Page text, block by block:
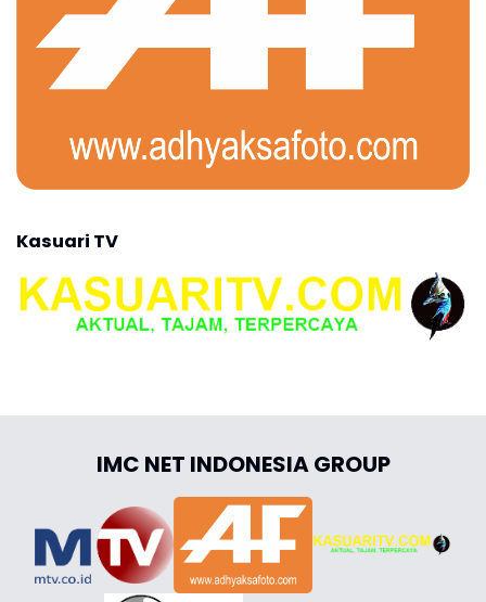
Kasuari TV
IMC NET INDONESIA GROUP